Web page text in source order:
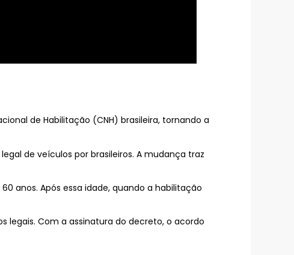
de Habilitação (CNH) brasileira, tornando a
de veículos por brasileiros. A mudança traz
anos. Após essa idade, quando a habilitação
legais. Com a assinatura do decreto, o acordo